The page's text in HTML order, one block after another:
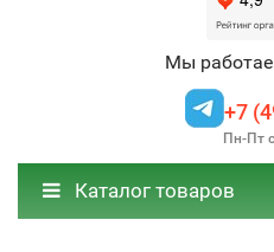
Мы
+7
Пн-Пт
Каталог товаров